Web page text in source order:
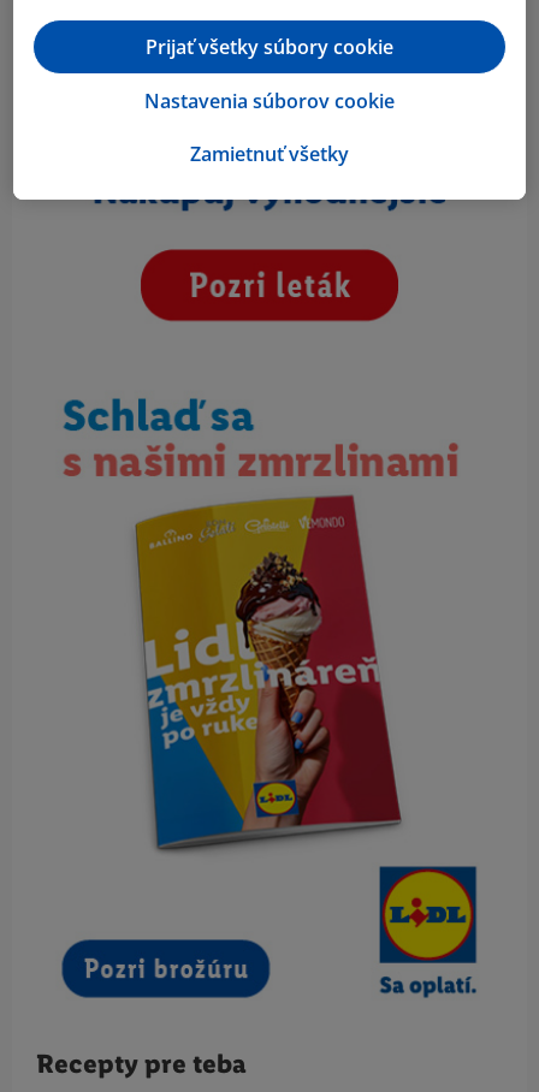
Recepty pre teba
Zamietnuť všetky
Nastavenia súborov cookie
Prijať všetky súbory cookie